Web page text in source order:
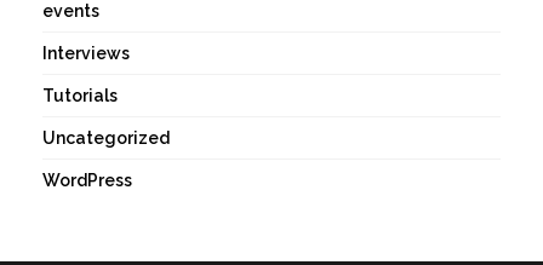
events
Interviews
Tutorials
Uncategorized
WordPress